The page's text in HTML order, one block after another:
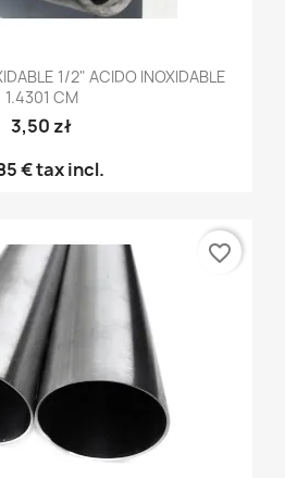
1/2" ACIDO INOXIDABLE
1.4301 CM
3,50 zł
€tax incl.
favorite_border